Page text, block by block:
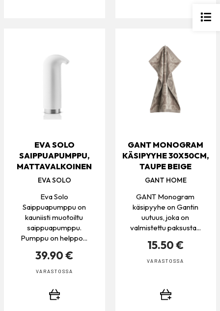
EVA SOLO
SAIPPUAPUMPPU,
MATTAVALKOINEN
EVA SOLO
Eva Solo
Saippuapumppu on
kauniisti muotoiltu
saippuapumppu.
Pumppu on helppo...
39.90 €
VARASTOSSA
GANT MONOGRAM
KÄSIPYYHE 30X50CM,
TAUPE BEIGE
GANT HOME
GANT Monogram
käsipyyhe on Gantin
uutuus, joka on
valmistettu paksusta...
15.50 €
VARASTOSSA